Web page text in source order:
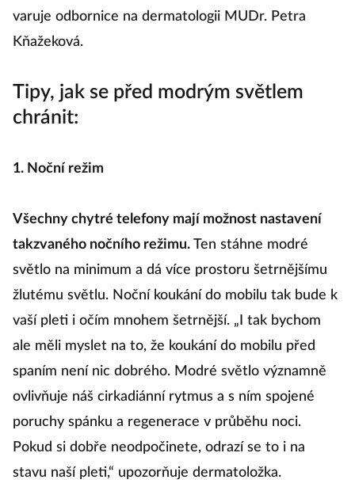
varuje odbornice na dermatologii MUDr. Petra
Kňažeková.
Tipy, jak se před modrým světlem
chránit:
1. Noční režim
Všechny chytré telefony mají možnost nastavení
takzvaného nočního režimu. Ten stáhne modré
světlo na minimum a dá více prostoru šetrnějšímu
žlutému světlu. Noční koukání do mobilu tak bude k
vaší pleti i očím mnohem šetrnější. „I tak bychom
ale měli myslet na to, že koukání do mobilu před
spaním není nic dobrého. Modré světlo významně
ovlivňuje náš cirkadiánní rytmus a s ním spojené
poruchy spánku a regenerace v průběhu noci.
Pokud si dobře neodpočinete, odrazí se to i na
stavu naší pleti,“ upozorňuje dermatoložka.